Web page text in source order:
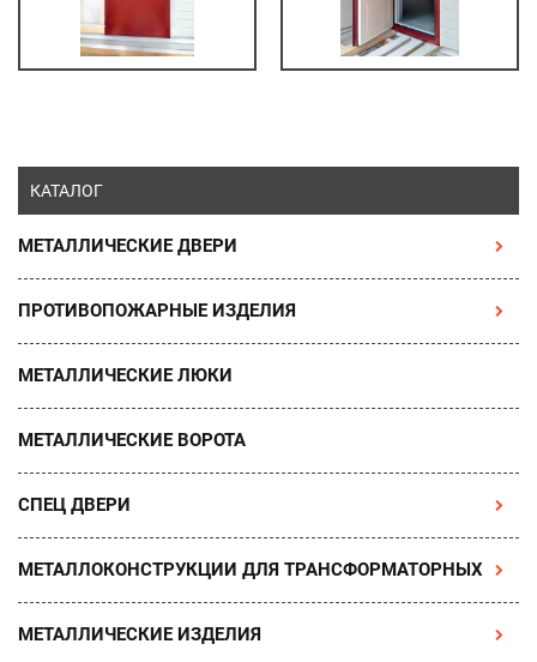
КАТАЛОГ
МЕТАЛЛИЧЕСКИЕ ДВЕРИ
ПРОТИВОПОЖАРНЫЕ ИЗДЕЛИЯ
МЕТАЛЛИЧЕСКИЕ ЛЮКИ
МЕТАЛЛИЧЕСКИЕ ВОРОТА
СПЕЦ ДВЕРИ
МЕТАЛЛОКОНСТРУКЦИИ ДЛЯ ТРАНСФОРМАТОРНЫХ
МЕТАЛЛИЧЕСКИЕ ИЗДЕЛИЯ